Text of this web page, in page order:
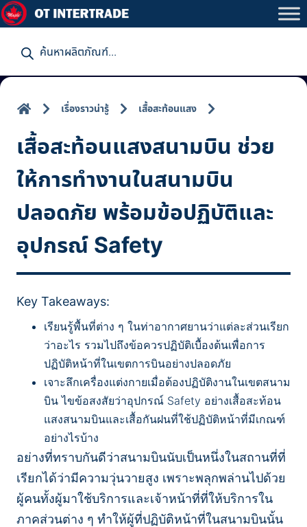
d
u
เรื่องราวน่ารู้ เสื้อสะท้อนแสง
เสื้อสะท้อนแสงสนามบิน ช่วย
ให้การทำงานในสนามบิน
ปลอดภัย พร้อมข้อปฏิบัติและ
อุปกรณ์ Safety
Key Takeaways:
เรียนรู้พื้นที่ต่าง ๆ ในท่าอากาศยานว่าแต่ละส่วนเรียก
ว่าอะไร รวมไปถึงข้อควรปฏิบัติเบื้องต้นเพื่อการ
ปฏิบัติหน้าที่ในเขตการบินอย่างปลอดภัย
เจาะลึกเครื่องแต่งกายเมื่อต้องปฏิบัติงานในเขตสนาม
บิน ไขข้อสงสัยว่าอุปกรณ์ Safety อย่างเสื้อสะท้อน
แสงสนามบินและเสื้อกันฝนที่ใช้ปฏิบัติหน้าที่มีเกณฑ์
อย่างไรบ้าง
อย่างที่ทราบกันดีว่าสนามบินนับเป็นหนึ่งในสถานที่ที่
เรียกได้ว่ามีความวุ่นวายสูง เพราะพลุกพล่านไปด้วย
ผู้คนทั้งผู้มาใช้บริการและเจ้าหน้าที่ที่ให้บริการใน
ภาคส่วนต่าง ๆ ทำให้ผู้ที่ปฏิบัติหน้าที่ในสนามบินนั้น